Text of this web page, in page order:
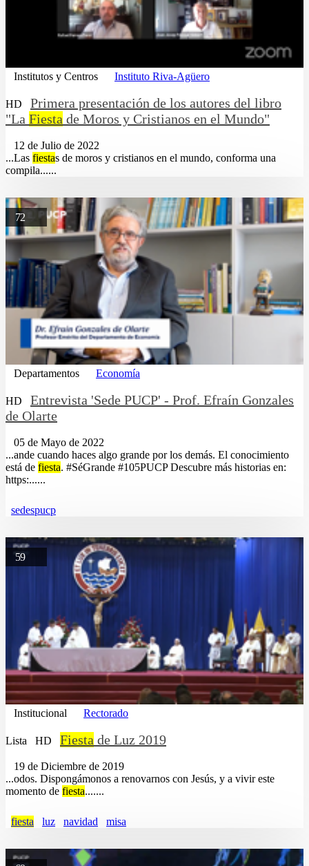
Institutos y Centros Instituto Riva-Agüero
HD
Primera presentación de los autores del libro
"La Fiesta de Moros y Cristianos en el Mundo"
12 de Julio de 2022
...Las fiestas de moros y cristianos en el mundo, conforma una
compila......
72
Departamentos Economía
HD
Entrevista 'Sede PUCP' - Prof. Efraín Gonzales
de Olarte
05 de Mayo de 2022
...ande cuando haces algo grande por los demás. El conocimiento
está de fiesta. #SéGrande #105PUCP Descubre más historias en:
https:......
sedespucp
59
Institucional Rectorado
Lista HD Fiesta de Luz 2019
19 de Diciembre de 2019
...odos. Dispongámonos a renovarnos con Jesús, y a vivir este
momento de fiesta.......
fiesta luz navidad misa